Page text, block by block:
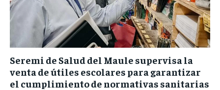
Seremi de Salud del Maule supervisa la
venta de útiles escolares para garantizar
el cumplimiento de normativas sanitarias